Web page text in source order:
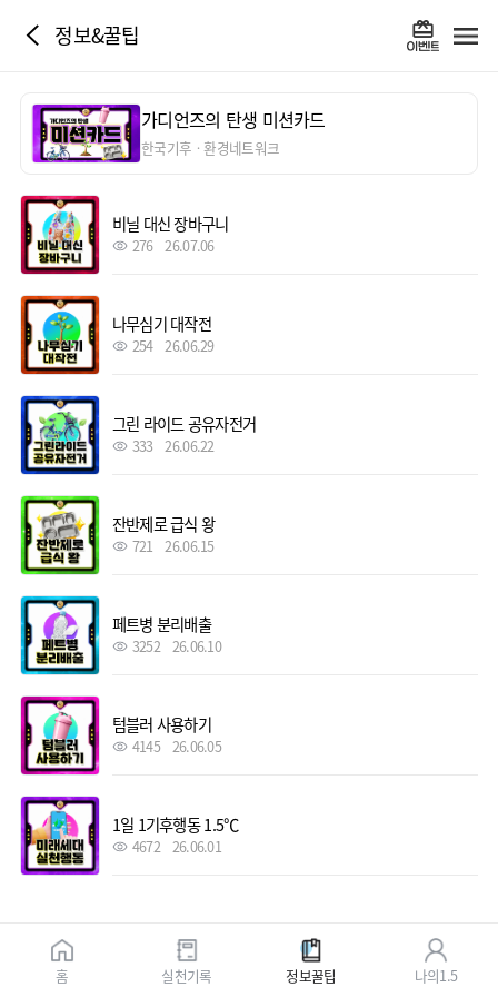
정보&꿀팁
가디언즈의 탄생 미션카드
한국기후ㆍ환경네트워크
비닐 대신 장바구니
276 26.07.06
나무심기 대작전
254 26.06.29
그린 라이드 공유자전거
333 26.06.22
잔반제로 급식 왕
721 26.06.15
페트병 분리배출
3252 26.06.10
텀블러 사용하기
4145 26.06.05
1일 1기후행동 1.5℃
4672 26.06.01
홈 실천기록 정보꿀팁 나의1.5